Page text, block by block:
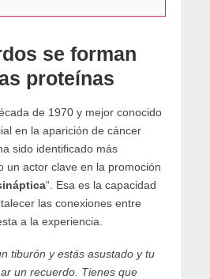
se forman
proteínas
de 1970 y mejor conocido
en la aparición de cáncer
sido identificado más
un actor clave en la promoción
“. Esa es la capacidad
las conexiones entre
a la experiencia.
tiburón y estás asustado y tu
un recuerdo. Tienes que